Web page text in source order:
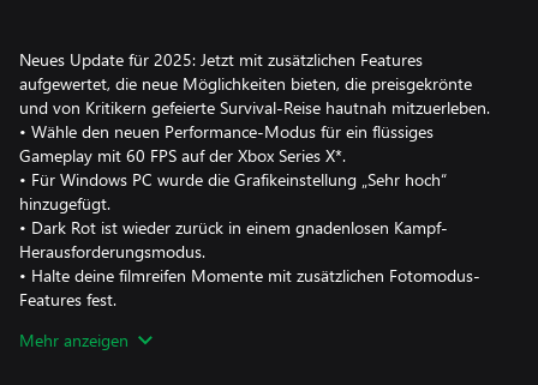
Neues Update für 2025: Jetzt mit zusätzlichen Features
aufgewertet, die neue Möglichkeiten bieten, die preisgekrönte
und von Kritikern gefeierte Survival-Reise hautnah mitzuerleben.
• Wähle den neuen Performance-Modus für ein flüssiges
Gameplay mit 60 FPS auf der Xbox Series X*.
• Für Windows PC wurde die Grafikeinstellung „Sehr hoch“
hinzugefügt.
• Dark Rot ist wieder zurück in einem gnadenlosen Kampf-
Herausforderungsmodus.
• Halte deine filmreifen Momente mit zusätzlichen Fotomodus-
Features fest.
ein preisgekröntes Erlebnis geschaffen hat.
Mehr anzeigen